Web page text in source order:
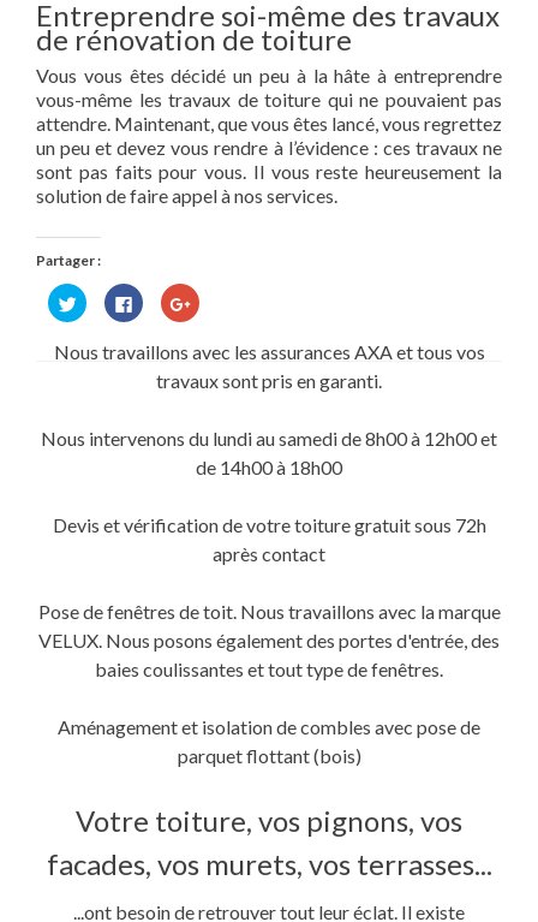
Entreprendre soi-même des travaux
de rénovation de toiture
Vous vous êtes décidé un peu à la hâte à entreprendre
vous-même les travaux de toiture qui ne pouvaient pas
attendre. Maintenant, que vous êtes lancé, vous regrettez
un peu et devez vous rendre à l’évidence : ces travaux ne
sont pas faits pour vous. Il vous reste heureusement la
solution de faire appel à nos services.
Partager :
Cliquez
pour
partager
Twitter(ouvre
Cliquez
pour
partager
sur
Facebook(ouvre
dans
une
Cliquez
pour
Google+
dans
fenêtre)
Nous travaillons avec les assurances AXA et tous vos
travaux sont pris en garanti.
Nous intervenons du lundi au samedi de 8h00 à 12h00 et
de 14h00 à 18h00
Devis et vérification de votre toiture gratuit sous 72h
après contact
Pose de fenêtres de toit. Nous travaillons avec la marque
VELUX. Nous posons également des portes d'entrée, des
baies coulissantes et tout type de fenêtres.
Aménagement et isolation de combles avec pose de
parquet flottant (bois)
Votre toiture, vos pignons, vos
facades, vos murets, vos terrasses...
...ont besoin de retrouver tout leur éclat. Il existe